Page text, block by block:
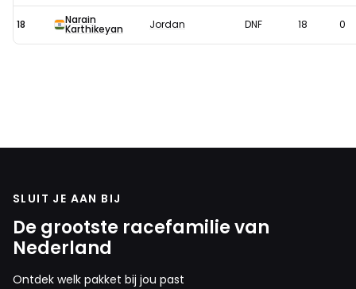
18 Narain
Karthikeyan Jordan DNF 18 0
SLUIT JE AAN BIJ
De grootste racefamilie van
Nederland
Ontdek welk pakket bij jou past